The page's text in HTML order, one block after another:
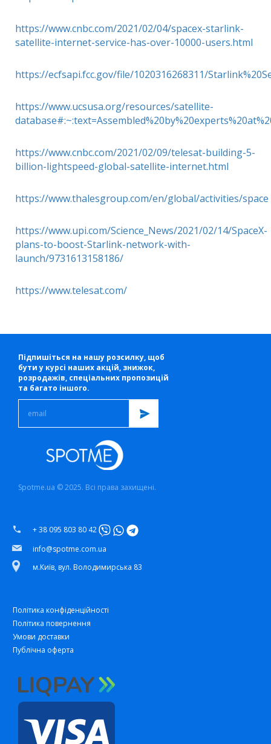
https://www.cnbc.com/2021/02/04/spacex-starlink-
satellite-internet-service-has-over-10000-users.html
https://ecfsapi.fcc.gov/file/1020316268311/
https://www.ucsusa.org/resources/satellite-
https://www.cnbc.com/2021/02/09/telesat-building-5-
billion-lightspeed-global-satellite-internet.html
https://www.thalesgroup.com/en/global/activities/space
https://www.upi.com/Science_News/2021/02/14/SpaceX-
plans-to-boost-Starlink-network-with-
launch/9731613158186/
https://www.telesat.com/
Підпишіться на нашу розсилку, щоб
бути у курсі наших акцій, знижок,
розродажів, спеціальних пропозицій
та багато іншого.
Spotme.ua © 2025. Всі права захищені.
+ 38 095 803 80 42
info@spotme.com.ua
м.Київ, вул. Володимирська 83
Політика конфіденційності
Політика повернення
Умови доставки
Публічна оферта